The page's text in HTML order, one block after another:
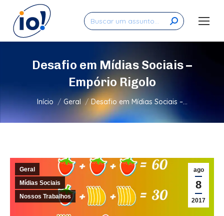
Search:
Desafio em Mídias Sociais –
Empório Rigolo
Você está aqui:
Início Geral Desafio em Mídias Sociais –…
ago
8
2017
Geral
Mídias Sociais
Nossos Trabalhos